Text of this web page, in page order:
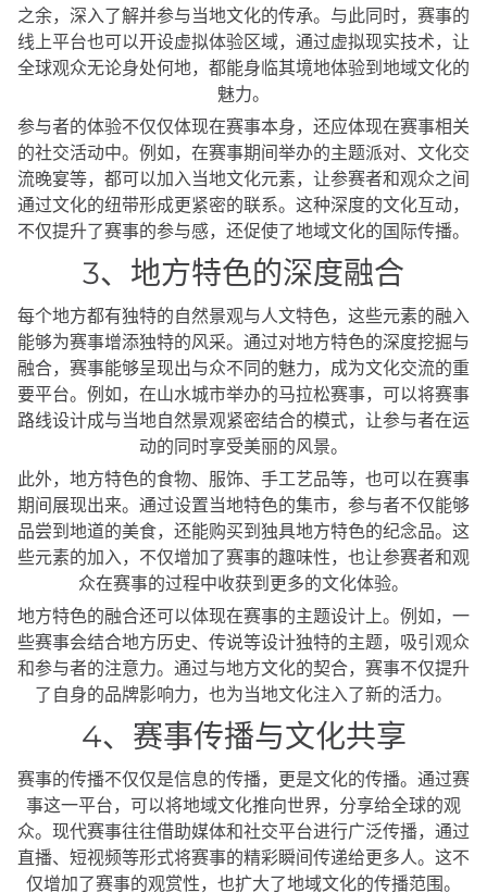
之余，深入了解并参与当地文化的传承。与此同时，赛事的
线上平台也可以开设虚拟体验区域，通过虚拟现实技术，让
全球观众无论身处何地，都能身临其境地体验到地域文化的
魅力。
参与者的体验不仅仅体现在赛事本身，还应体现在赛事相关
的社交活动中。例如，在赛事期间举办的主题派对、文化交
流晚宴等，都可以加入当地文化元素，让参赛者和观众之间
通过文化的纽带形成更紧密的联系。这种深度的文化互动，
不仅提升了赛事的参与感，还促使了地域文化的国际传播。
3、地方特色的深度融合
每个地方都有独特的自然景观与人文特色，这些元素的融入
能够为赛事增添独特的风采。通过对地方特色的深度挖掘与
融合，赛事能够呈现出与众不同的魅力，成为文化交流的重
要平台。例如，在山水城市举办的马拉松赛事，可以将赛事
路线设计成与当地自然景观紧密结合的模式，让参与者在运
动的同时享受美丽的风景。
此外，地方特色的食物、服饰、手工艺品等，也可以在赛事
期间展现出来。通过设置当地特色的集市，参与者不仅能够
品尝到地道的美食，还能购买到独具地方特色的纪念品。这
些元素的加入，不仅增加了赛事的趣味性，也让参赛者和观
众在赛事的过程中收获到更多的文化体验。
地方特色的融合还可以体现在赛事的主题设计上。例如，一
些赛事会结合地方历史、传说等设计独特的主题，吸引观众
和参与者的注意力。通过与地方文化的契合，赛事不仅提升
了自身的品牌影响力，也为当地文化注入了新的活力。
4、赛事传播与文化共享
赛事的传播不仅仅是信息的传播，更是文化的传播。通过赛
事这一平台，可以将地域文化推向世界，分享给全球的观
众。现代赛事往往借助媒体和社交平台进行广泛传播，通过
直播、短视频等形式将赛事的精彩瞬间传递给更多人。这不
仅增加了赛事的观赏性，也扩大了地域文化的传播范围。